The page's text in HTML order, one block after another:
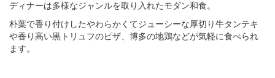
ディナーは多様なジャンルを取り入れたモダン和食。
朴葉で香り付けしたやわらかくてジューシーな厚切り牛タンテキ
や香り高い黒トリュフのピザ、博多の地鶏などが気軽に食べられ
ます。